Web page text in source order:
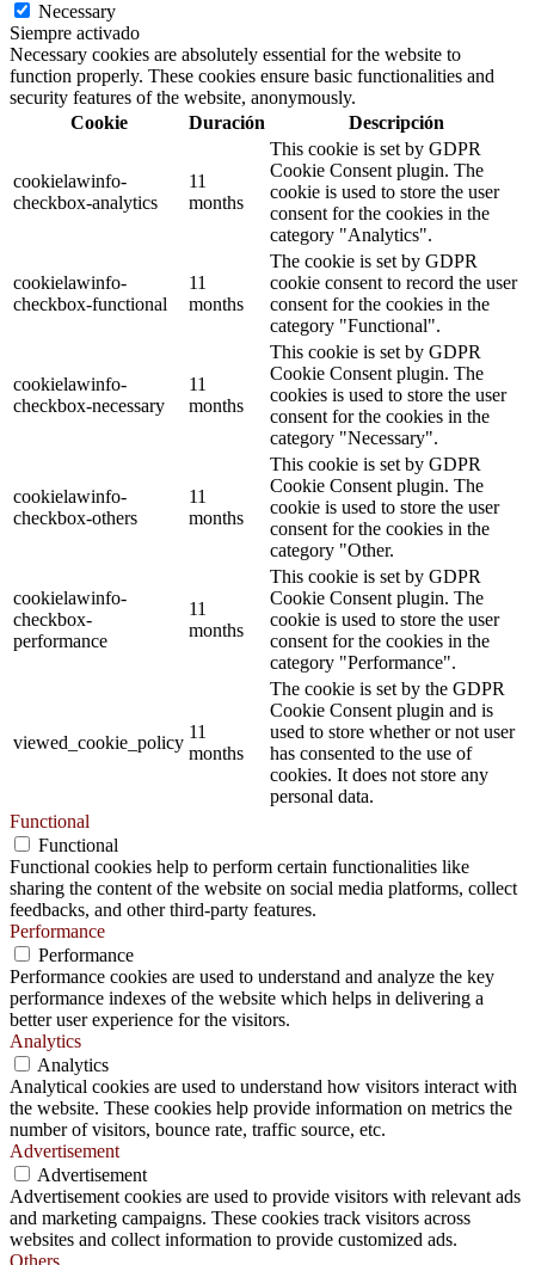
Necessary
Siempre activado
Necessary cookies are absolutely essential for the website to
function properly. These cookies ensure basic functionalities and
security features of the website, anonymously.
Cookie
Duración Descripción
cookielawinfo-
checkbox-analytics
11
months
This cookie is set by GDPR
Cookie Consent plugin. The
cookie is used to store the user
consent for the cookies in the
category "Analytics".
cookielawinfo-
checkbox-functional
11
months
The cookie is set by GDPR
cookie consent to record the user
consent for the cookies in the
category "Functional".
cookielawinfo-
checkbox-necessary
11
months
This cookie is set by GDPR
Cookie Consent plugin. The
cookies is used to store the user
consent for the cookies in the
category "Necessary".
cookielawinfo-
checkbox-others
11
months
This cookie is set by GDPR
Cookie Consent plugin. The
cookie is used to store the user
consent for the cookies in the
category "Other.
cookielawinfo-
checkbox-
performance
11
months
This cookie is set by GDPR
Cookie Consent plugin. The
cookie is used to store the user
consent for the cookies in the
category "Performance".
viewed_cookie_policy
11
months
The cookie is set by the GDPR
Cookie Consent plugin and is
used to store whether or not user
has consented to the use of
cookies. It does not store any
personal data.
Functional
Functional
Functional cookies help to perform certain functionalities like
sharing the content of the website on social media platforms, collect
feedbacks, and other third-party features.
Performance
Performance
Performance cookies are used to understand and analyze the key
performance indexes of the website which helps in delivering a
better user experience for the visitors.
Analytics
Analytics
Analytical cookies are used to understand how visitors interact with
the website. These cookies help provide information on metrics the
number of visitors, bounce rate, traffic source, etc.
Advertisement
Advertisement
Advertisement cookies are used to provide visitors with relevant ads
and marketing campaigns. These cookies track visitors across
websites and collect information to provide customized ads.